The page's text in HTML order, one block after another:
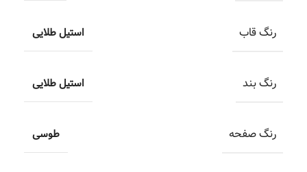
رنگ قاب استیل طلایی
رنگ بند استیل طلایی
رنگ صفحه طوسی